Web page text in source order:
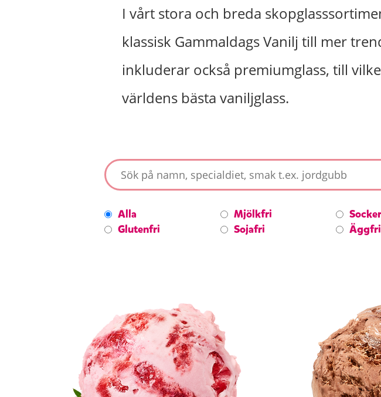
I vårt stora och breda
klassisk Gammaldags Vanilj till mer
inkluderar också premiumglass, till
världens bästa vaniljglass.
Alla Mjölkfri
Glutenfri
Sojafri Äggfri